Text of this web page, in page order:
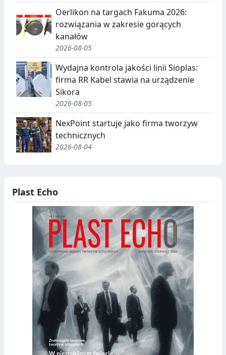
Oerlikon na targach Fakuma 2026:
rozwiązania w zakresie gorących
kanałów
2026-08-05
Wydajna kontrola jakości linii Sioplas:
firma RR Kabel stawia na urządzenie
Sikora
2026-08-05
NexPoint startuje jako firma tworzyw
technicznych
2026-08-04
Plast Echo